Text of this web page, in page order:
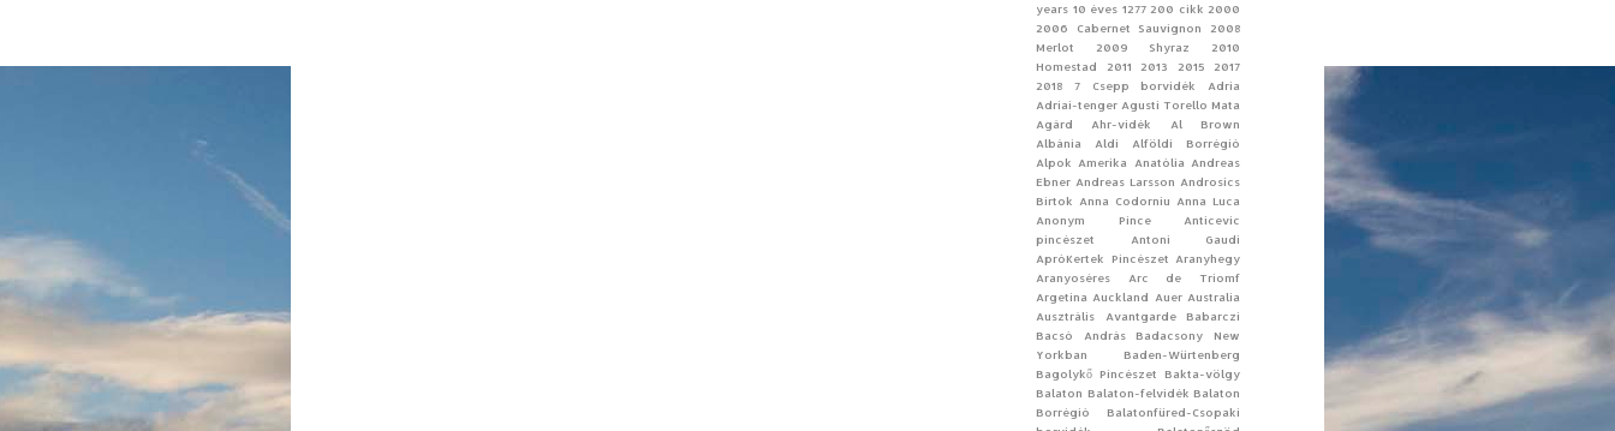
years 10 éves 1277 200 cikk 2000
2006 Cabernet Sauvignon
2008
Merlot
2009 Shyraz
2010
Homestad
2011 2013 2015
2017
2018
7 Csepp borvidék
Adria
Adriai-tenger Agusti Torello Mata
Agárd
Ahr-vidék
Al Brown
Albánia
Aldi
Alföldi Borrégió
Alpok Amerika Anatólia Andreas
Ebner Andreas Larsson Androsics
Birtok Anna Codorniu Anna Luca
Anonym Pince
Anticevic
pincészet
Antoni Gaudí
ApróKertek Pincészet Aranyhegy
Aranyoséres
Arc de Triomf
Argetina Auckland Auer Australia
Ausztrális
Avantgarde
Babarczi
Bacsó András
Badacsony New
Yorkban
Baden-Würtenberg
Bagolykő Pincészet
Bakta-völgy
Balaton Balaton-felvidék Balaton
Borrégió
Balatonfüred-Csopaki